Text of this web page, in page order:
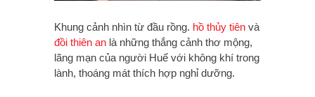
Khung cảnh nhìn từ đầu rồng. hồ thủy tiên và
đồi thiên an là những thắng cảnh thơ mộng,
lãng mạn của người Huế với không khí trong
lành, thoáng mát thích hợp nghỉ dưỡng.